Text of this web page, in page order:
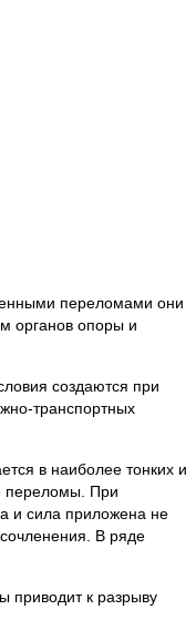
переломами они
органов опоры и
созда­ются при
транспортных
в наиболее тонких и
переломы. При
и сила приложена не
В ряде
приводит к разрыву